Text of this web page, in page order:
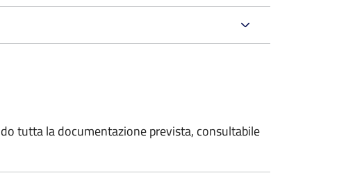
tutta la documentazione prevista, consultabile